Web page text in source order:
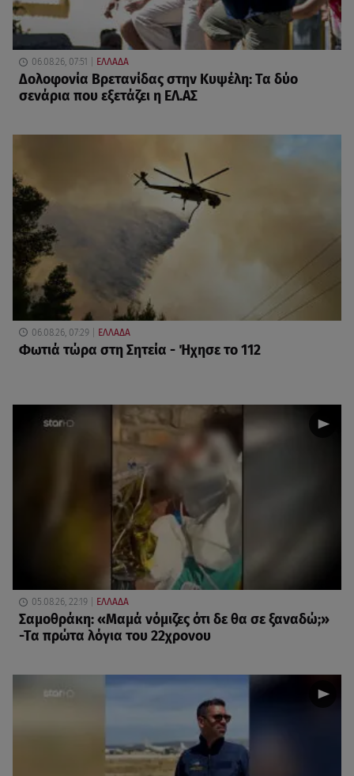
06.08.26, 07:51 ΕΛΛΑΔΑ
Δολοφονία Βρετανίδας στην Κυψέλη: Τα δύο
σενάρια που εξετάζει η ΕΛ.ΑΣ
06.08.26, 07:29 ΕΛΛΑΔΑ
Φωτιά τώρα στη Σητεία - Ήχησε το 112
05.08.26, 22:19 ΕΛΛΑΔΑ
Σαμοθράκη: «Μαμά νόμιζες ότι δε θα σε ξαναδώ;»
-Τα πρώτα λόγια του 22χρονου